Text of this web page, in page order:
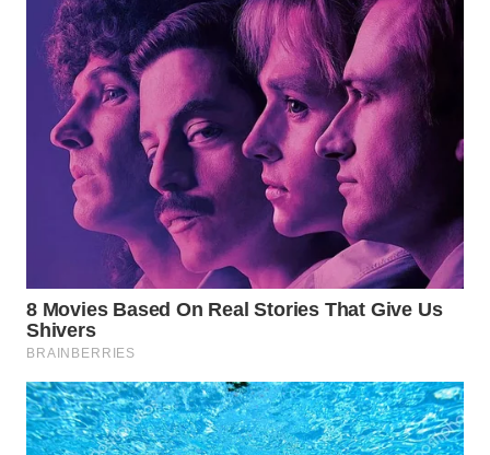
WN
CIREBON
WN
INDRAMAYU
WN
KUNINGAN
WN
MAJALENGKA
SUBANG
WN